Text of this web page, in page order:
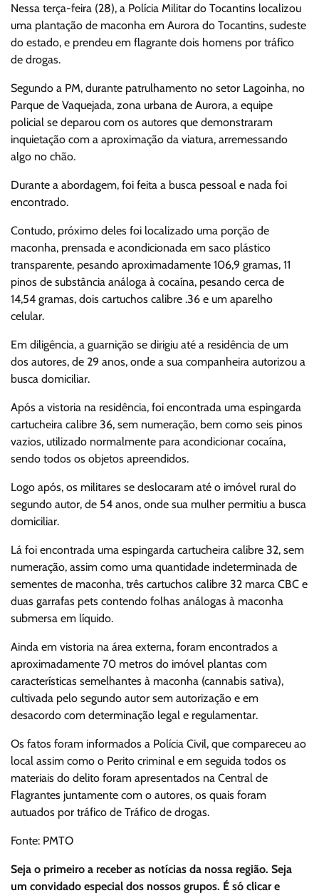
Nessa terça-feira (28), a Polícia Militar do Tocantins localizou
uma plantação de maconha em Aurora do Tocantins, sudeste
do estado, e prendeu em flagrante dois homens por tráfico
de drogas.
Segundo a PM, durante patrulhamento no setor Lagoinha, no
Parque de Vaquejada, zona urbana de Aurora, a equipe
policial se deparou com os autores que demonstraram
inquietação com a aproximação da viatura, arremessando
algo no chão.
Durante a abordagem, foi feita a busca pessoal e nada foi
encontrado.
Contudo, próximo deles foi localizado uma porção de
maconha, prensada e acondicionada em saco plástico
transparente, pesando aproximadamente 106,9 gramas, 11
pinos de substância análoga à cocaína, pesando cerca de
14,54 gramas, dois cartuchos calibre .36 e um aparelho
celular.
Em diligência, a guarnição se dirigiu até a residência de um
dos autores, de 29 anos, onde a sua companheira autorizou a
busca domiciliar.
Após a vistoria na residência, foi encontrada uma espingarda
cartucheira calibre 36, sem numeração, bem como seis pinos
vazios, utilizado normalmente para acondicionar cocaína,
sendo todos os objetos apreendidos.
Logo após, os militares se deslocaram até o imóvel rural do
segundo autor, de 54 anos, onde sua mulher permitiu a busca
domiciliar.
Lá foi encontrada uma espingarda cartucheira calibre 32, sem
numeração, assim como uma quantidade indeterminada de
sementes de maconha, três cartuchos calibre 32 marca CBC e
duas garrafas pets contendo folhas análogas à maconha
submersa em líquido.
Ainda em vistoria na área externa, foram encontrados a
aproximadamente 70 metros do imóvel plantas com
características semelhantes à maconha (cannabis sativa),
cultivada pelo segundo autor sem autorização e em
desacordo com determinação legal e regulamentar.
Os fatos foram informados a Polícia Civil, que compareceu ao
local assim como o Perito criminal e em seguida todos os
materiais do delito foram apresentados na Central de
Flagrantes juntamente com o autores, os quais foram
autuados por tráfico de Tráfico de drogas.
Fonte: PMTO
Seja o primeiro a receber as notícias da nossa região. Seja
um convidado especial dos nossos grupos. É só clicar e